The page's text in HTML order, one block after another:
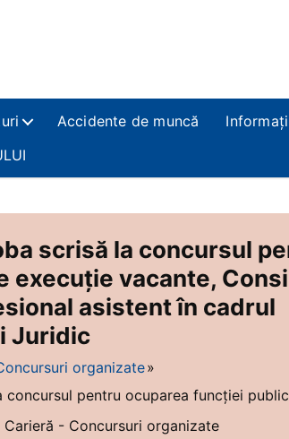
Accidente de muncă
scrisă la concursul
execuție vacante,
asistent în cadrul
Juridic
organizate
pentru ocuparea funcției
Carieră - Concursuri organizate